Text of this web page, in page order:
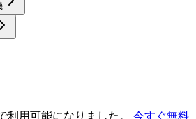
利用可能になりました。
今すぐ無料